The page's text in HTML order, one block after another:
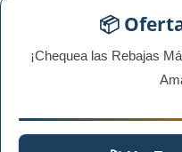
📦
¡Chequea las Rebajas